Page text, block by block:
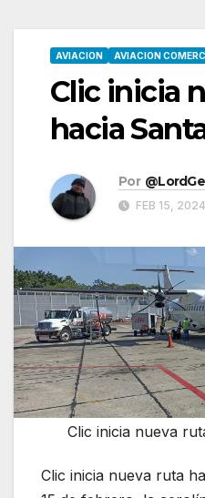
AVIACION AVIACION
Clic inicia
hacia
Por
FEB 15, 2024
Clic inicia nueva
Clic inicia nueva ruta